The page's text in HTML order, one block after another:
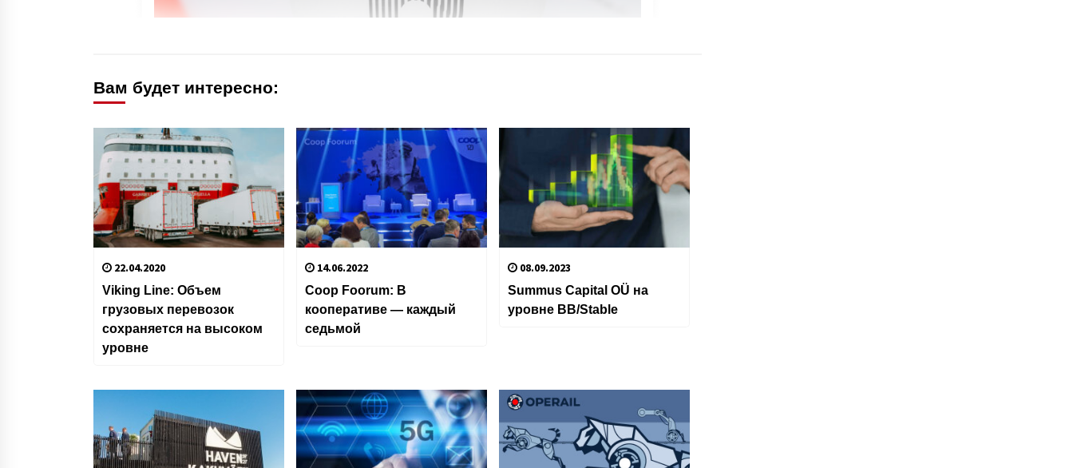
Вам будет интересно:
22.04.2020
Viking Line: Объем
грузовых перевозок
сохраняется на высоком
уровне
14.06.2022
Coop Foorum: В
кооперативе — каждый
седьмой
08.09.2023
Summus Capital OÜ на
уровне BB/Stable